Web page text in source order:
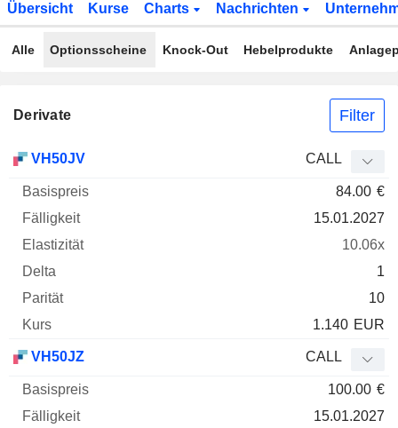
Übersicht Kurse Charts Nachrichten
Alle Optionsscheine Knock-Out Hebelprodukte
Derivate Filter
Delta
VH50JV CALL
84.00 €
15.01.2027
10.06x
1
10
1.140 EUR
VH50JZ CALL
100.00 €
15.01.2027